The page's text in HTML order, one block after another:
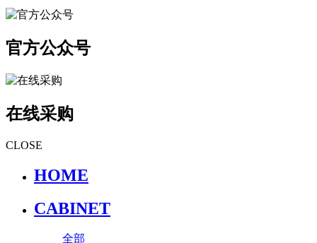
官方公众号
在线采购
CLOSE
HOME
CABINET
全部